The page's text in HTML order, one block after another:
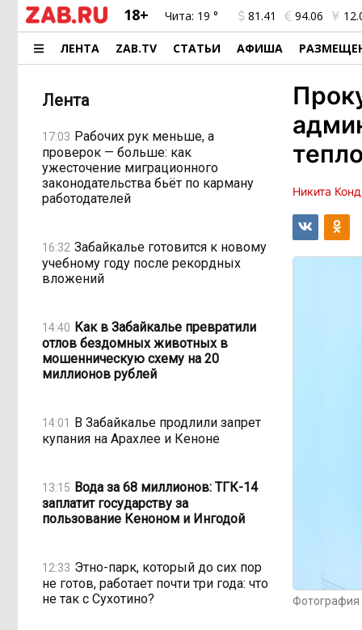
18+ Чита: 19 ° 81.41 94.06
ЛЕНТА ZAB.TV СТАТЬИ АФИША
Лента
17:03 Рабочих рук меньше, а
проверок — больше: как
ужесточение миграционного
законодательства бьёт по карману
работодателей
16:32 Забайкалье готовится к новому
учебному году после рекордных
вложений
14:40 Как в Забайкалье превратили
отлов бездомных животных в
мошенническую схему на 20
миллионов рублей
14:01 В Забайкалье продлили запрет
купания на Арахлее и Кеноне
13:15 Вода за 68 миллионов: ТГК-14
заплатит государству за
пользование Кеноном и Ингодой
12:33 Этно-парк, который до сих пор
не готов, работает почти три года: что
не так с Сухотино?
Никита
Фотография